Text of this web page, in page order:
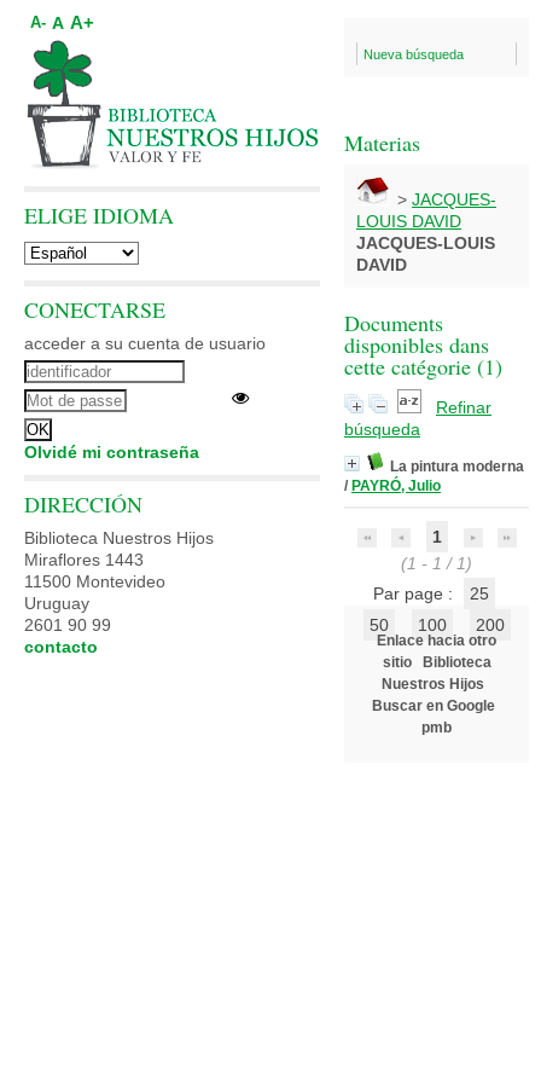
Nueva búsqueda
Materias
> JACQUES-
LOUIS DAVID
JACQUES-LOUIS
DAVID
Documents
disponibles dans
cette catégorie (1)
Refinar
búsqueda
La pintura moderna
/ PAYRÓ, Julio
1
(1 - 1 / 1)
Par page :
25
50
100 200
Enlace hacia otro
sitio
Biblioteca
Nuestros Hijos
Buscar en Google
pmb
A- A A+
ELIGE IDIOMA
CONECTARSE
acceder a su cuenta de usuario
Olvidé mi contraseña
DIRECCIÓN
Biblioteca Nuestros Hijos
Miraflores 1443
11500 Montevideo
Uruguay
2601 90 99
contacto